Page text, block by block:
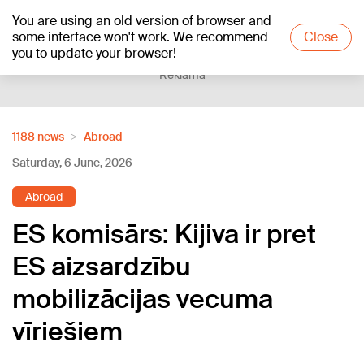
You are using an old version of browser and
some interface won't work. We recommend
you to update your browser!
Close
+12°C
Reklāma
1188 news
Abroad
Saturday, 6 June, 2026
Abroad
ES komisārs: Kijiva ir pret
ES aizsardzību
mobilizācijas vecuma
vīriešiem